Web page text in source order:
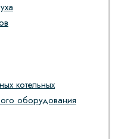
котельных
оборудования